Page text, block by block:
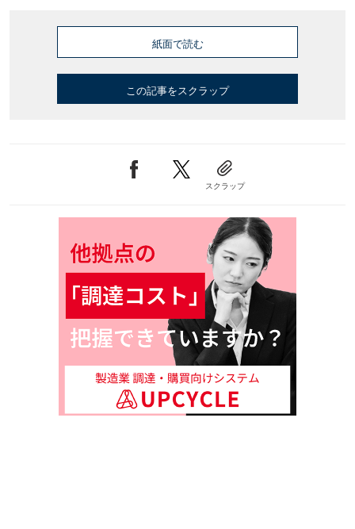
紙面で読む
この記事をスクラップ
スクラップ